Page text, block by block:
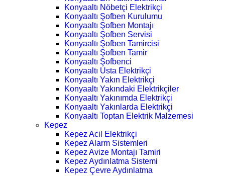
Konyaaltı Nöbetçi Elektrikçi
Konyaaltı Şofben Kurulumu
Konyaaltı Şofben Montajı
Konyaaltı Şofben Servisi
Konyaaltı Şofben Tamircisi
Konyaaltı Şofben Tamir
Konyaaltı Şofbenci
Konyaaltı Usta Elektrikçi
Konyaaltı Yakın Elektrikçi
Konyaaltı Yakındaki Elektrikçiler
Konyaaltı Yakınımda Elektrikçi
Konyaaltı Yakınlarda Elektrikçi
Konyaaltı Toptan Elektrik Malzemesi
Kepez
Kepez Acil Elektrikçi
Kepez Alarm Sistemleri
Kepez Avize Montajı Tamiri
Kepez Aydınlatma Sistemi
Kepez Çevre Aydınlatma